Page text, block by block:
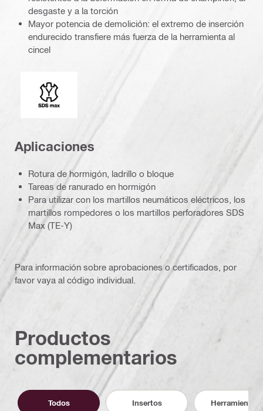
desgaste y a la torción
Mayor potencia de demolición: el extremo de inserción
endurecido transfiere más fuerza de la herramienta al
cincel
Conexión
Aplicaciones
Rotura de hormigón, ladrillo o bloque
Tareas de ranurado en hormigón
Para utilizar con los martillos neumáticos eléctricos, los
martillos rompedores o los martillos perforadores SDS
Max (TE-Y)
Para información sobre aprobaciones o certificados, por
favor vaya al código individual.
Productos
complementarios
Todos Insertos Herramientas